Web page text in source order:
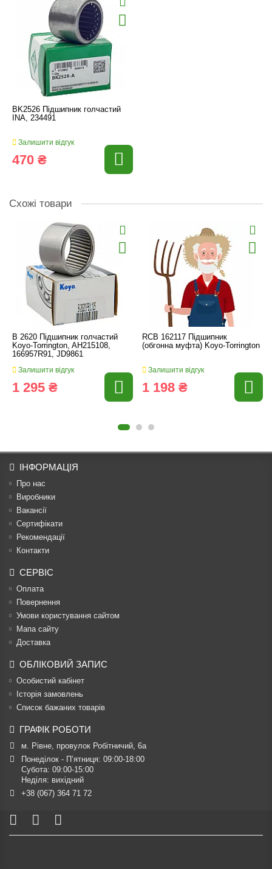
BK2526 Підшипник голчастий
INA, 234491
Залишити відгук
470 ₴
Схожі товари
B 2620 Підшипник голчастий
Koyo-Torrington, AH215108,
166957R91, JD9861
Залишити відгук
1 295 ₴
RCB 162117 Підшипник
(обгонна муфта) Koyo-Torrington
Залишити відгук
1 198 ₴
ІНФОРМАЦІЯ
Про нас
Виробники
Вакансії
Сертифікати
Рекомендації
Контакти
СЕРВІС
Оплата
Повернення
Умови користування сайтом
Мапа сайту
Доставка
ОБЛІКОВИЙ ЗАПИС
Особистий кабінет
Історія замовлень
Список бажаних товарів
ГРАФІК РОБОТИ
м. Рівне, провулок Робітничий, 6а
Понеділок - П’ятниця: 09:00-18:00
Субота: 09:00-15:00
Неділя: вихідний
+38 (067) 364 71 72